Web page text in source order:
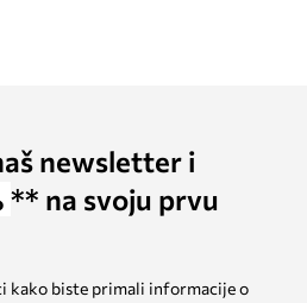
newsletter i
** na svoju prvu
kako biste primali informacije o